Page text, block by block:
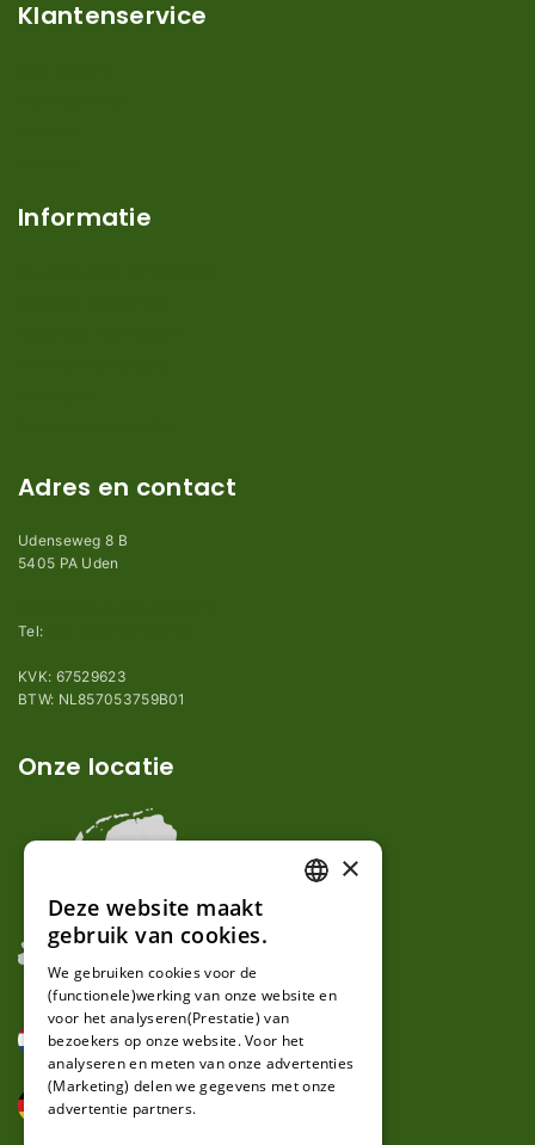
Klantenservice
Informatie
Adres en contact
Udenseweg 8 B
5405 PA Uden
Tel:
KVK: 67529623
BTW: NL857053759B01
Onze locatie
GERMAN
×
Deze website maakt
gebruik van cookies.
We gebruiken cookies voor de
(functionele)werking van onze website en
voor het analyseren(Prestatie) van
bezoekers op onze website. Voor het
analyseren en meten van onze advertenties
(Marketing) delen we gegevens met onze
advertentie partners.